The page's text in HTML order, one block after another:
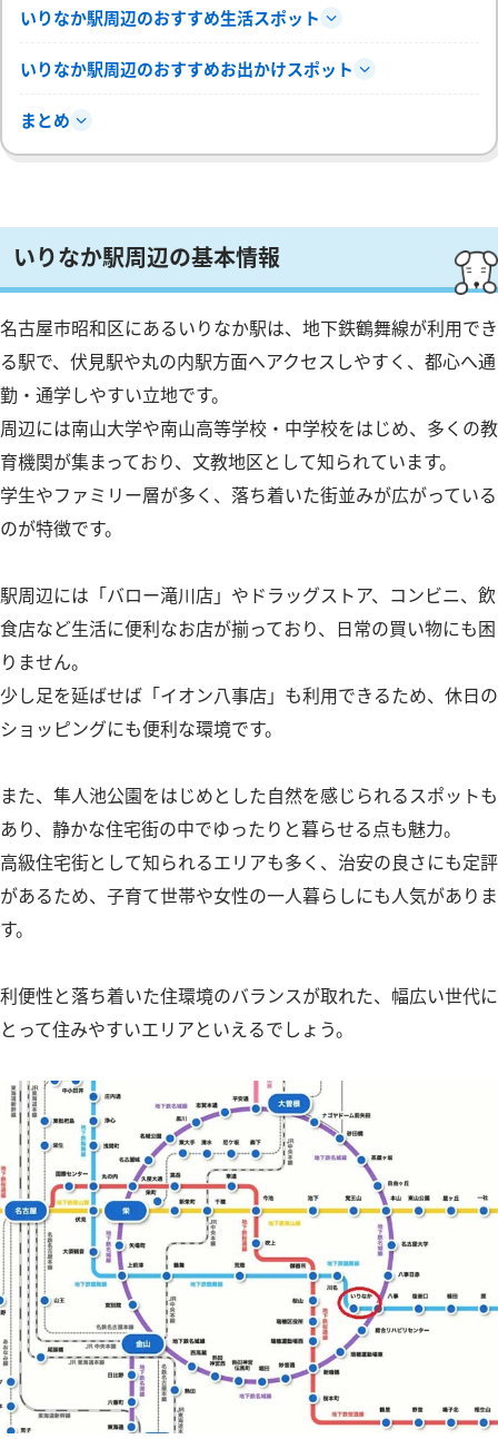
いりなか駅周辺のおすすめ生活スポット
いりなか駅周辺のおすすめお出かけスポット
まとめ
いりなか駅周辺の基本情報
名古屋市昭和区にあるいりなか駅は、地下鉄鶴舞線が利用でき
る駅で、伏見駅や丸の内駅方面へアクセスしやすく、都心へ通
勤・通学しやすい立地です。
周辺には南山大学や南山高等学校・中学校をはじめ、多くの教
育機関が集まっており、文教地区として知られています。
学生やファミリー層が多く、落ち着いた街並みが広がっている
のが特徴です。
駅周辺には「バロー滝川店」やドラッグストア、コンビニ、飲
食店など生活に便利なお店が揃っており、日常の買い物にも困
りません。
少し足を延ばせば「イオン八事店」も利用できるため、休日の
ショッピングにも便利な環境です。
また、隼人池公園をはじめとした自然を感じられるスポットも
あり、静かな住宅街の中でゆったりと暮らせる点も魅力。
高級住宅街として知られるエリアも多く、治安の良さにも定評
があるため、子育て世帯や女性の一人暮らしにも人気がありま
す。
利便性と落ち着いた住環境のバランスが取れた、幅広い世代に
とって住みやすいエリアといえるでしょう。